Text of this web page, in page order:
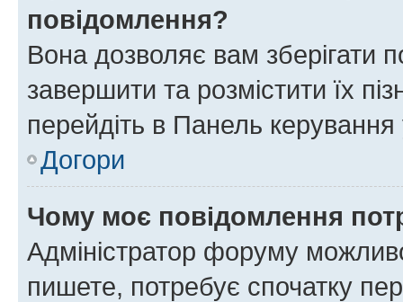
повідомлення?
Вона дозволяє вам зберігати
завершити та розмістити їх
перейдіть в Панель керування
Догори
Чому моє повідомлення
Адміністратор форуму
пишете, потребує спочатку